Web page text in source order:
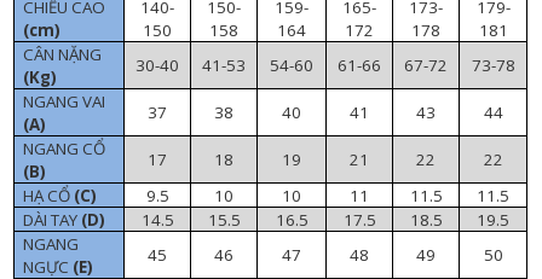
CHIỀU CAO
(cm)
140-
150
150-
158
159-
164
165-
172
173-
178
179-
181
CÂN NẶNG
(Kg)
30-40 41-53 54-60 61-66 67-72
73-78
NGANG VAI
(A)
37 38 40 41 43
44
NGANG CỔ
(B)
17 18 19 21 22
22
HẠ CỔ (C) 9.5 10 10 11 11.5
11.5
DÀI TAY (D) 14.5 15.5 16.5 17.5 18.5
19.5
NGANG
NGỰC (E)
45 46 47 48 49
50